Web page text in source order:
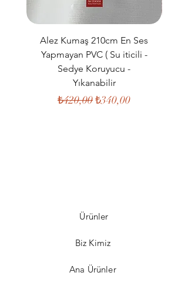
Alez Kumaş 210cm En Ses
Yapmayan PVC ( Su iticili -
Sedye Koruyucu -
Yıkanabilir
Normal Fiyat
₺420,00İndirimli Fiyat
₺340,00
Ürünler
Biz Kimiz
Ana Ürünler